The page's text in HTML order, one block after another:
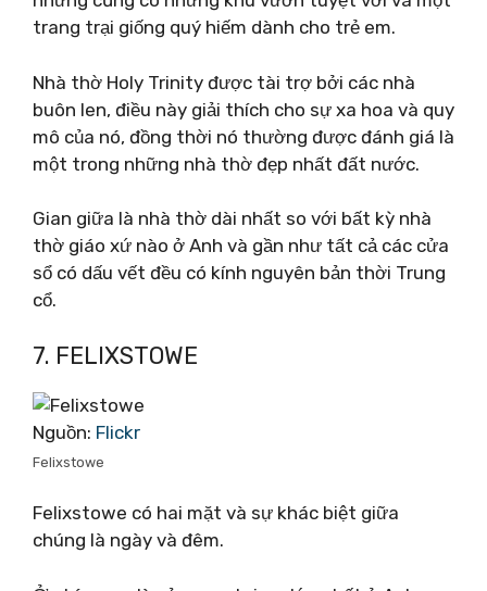
trang trại giống quý hiếm dành cho trẻ em.
Nhà thờ Holy Trinity được tài trợ bởi các nhà
buôn len, điều này giải thích cho sự xa hoa và quy
mô của nó, đồng thời nó thường được đánh giá là
một trong những nhà thờ đẹp nhất đất nước.
Gian giữa là nhà thờ dài nhất so với bất kỳ nhà
thờ giáo xứ nào ở Anh và gần như tất cả các cửa
sổ có dấu vết đều có kính nguyên bản thời Trung
cổ.
7. FELIXSTOWE
Nguồn: Flickr
Felixstowe
Felixstowe có hai mặt và sự khác biệt giữa
chúng là ngày và đêm.